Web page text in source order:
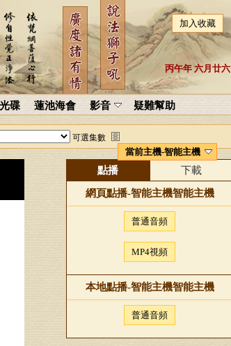
加入收藏
丙午年 六月廿六
光碟 蓮池海會 影音 疑難幫助
可選集數
當前主機-智能主機
點播 下載
網頁點播-智能主機智能主機
普通音頻
MP4視頻
本地點播-智能主機智能主機
普通音頻